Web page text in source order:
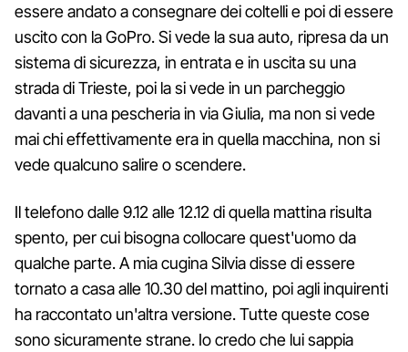
essere andato a consegnare dei coltelli e poi di essere
uscito con la GoPro. Si vede la sua auto, ripresa da un
sistema di sicurezza, in entrata e in uscita su una
strada di Trieste, poi la si vede in un parcheggio
davanti a una pescheria in via Giulia, ma non si vede
mai chi effettivamente era in quella macchina, non si
vede qualcuno salire o scendere.
Il telefono dalle 9.12 alle 12.12 di quella mattina risulta
spento, per cui bisogna collocare quest'uomo da
qualche parte. A mia cugina Silvia disse di essere
tornato a casa alle 10.30 del mattino, poi agli inquirenti
ha raccontato un'altra versione. Tutte queste cose
sono sicuramente strane. Io credo che lui sappia